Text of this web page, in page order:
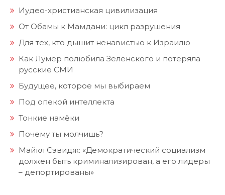
Иудео-христианская цивилизация
От Обамы к Мамдани: цикл разрушения
Для тех, кто дышит ненавистью к Израилю
Как Лумер полюбила Зеленского и потеряла
русские СМИ
Будущее, которое мы выбираем
Под опекой интеллекта
Тонкие намёки
Почему ты молчишь?
Майкл Сэвидж: «Демократический социализм
должен быть криминализирован, а его лидеры
– депортированы»